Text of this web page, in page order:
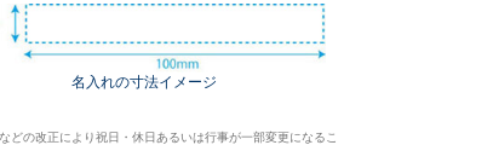
名入れの寸法イメージ
どの改正により祝日・休日あるいは行事が一部変更になるこ